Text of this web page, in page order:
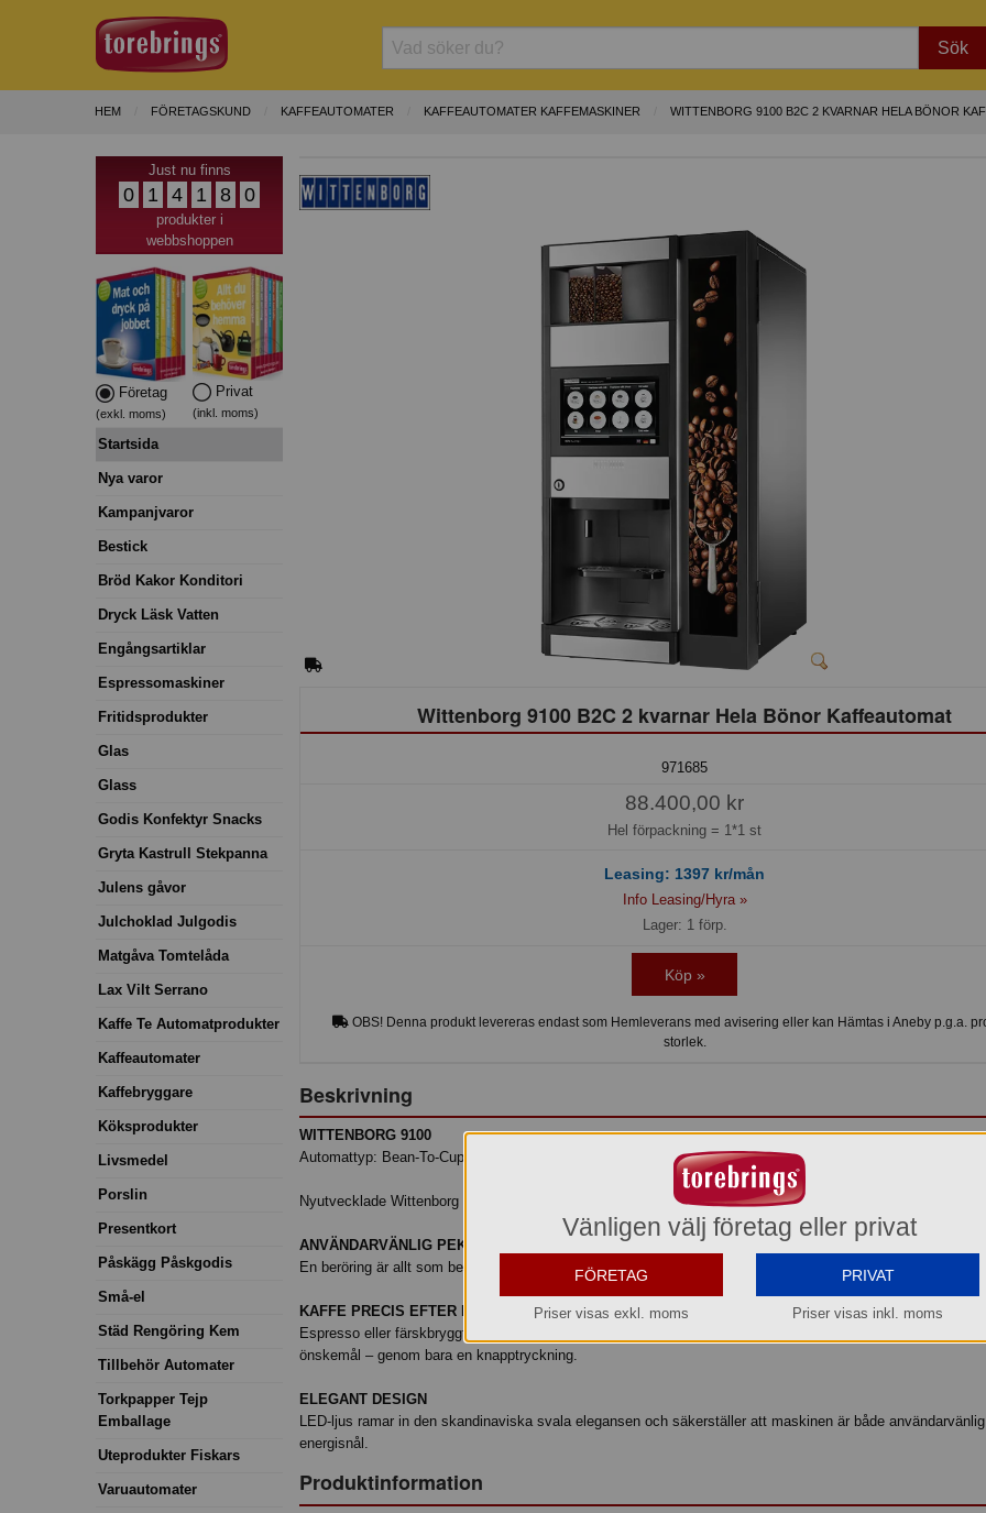
Sök
HEM FÖRETAGSKUND KAFFEAUTOMATER KAFFEAUTOMATER KAFFEMASKINER WITTENBORG 9100 B2C 2 KVARNAR HELA BÖNOR
Just nu finns
0 1 4 1 8 0
produkter i
webbshoppen
Företag
(exkl. moms)
Privat
(inkl. moms)
Startsida
Nya varor
Kampanjvaror
Bestick
Bröd Kakor Konditori
Dryck Läsk Vatten
Engångsartiklar
Espressomaskiner
Fritidsprodukter
Glas
Glass
Godis Konfektyr Snacks
Gryta Kastrull Stekpanna
Julens gåvor
Julchoklad Julgodis
Matgåva Tomtelåda
Lax Vilt Serrano
Kaffe Te Automatprodukter
Kaffeautomater
Kaffebryggare
Köksprodukter
Livsmedel
Porslin
Presentkort
Påskägg Påskgodis
Små-el
Städ Rengöring Kem
Tillbehör Automater
Torkpapper Tejp
Emballage
Uteprodukter Fiskars
Varuautomater
Wittenborg 9100 B2C 2 kvarnar Hela Bönor Kaffeautomat
971685
88.400,00 kr
Hel förpackning = 1*1 st
Leasing: 1397 kr/mån
Info Leasing/Hyra »
Lager: 1 förp.
Köp »
OBS! Denna produkt levereras endast som Hemleverans med avisering eller kan Hämtas i Aneby p.g.a.
storlek.
Beskrivning
WITTENBORG 9100
Automattyp: Bean-To-Cup, Espressomaskiner, Färskbryggautomater
Nyutvecklade Wittenborg 9100 äntrar vendingscenen ute bland Sveriges kontor och industrier.
ANVÄNDARVÄNLIG PEKSKÄRM
En beröring är allt som behövs för att få den 10 tum stora pekskärmen att guida dig genom valen av läckra
KAFFE PRECIS EFTER DIN SMAK
Espresso eller färskbryggt kaffe, Cappuccino, Caffe latte eller en kopp varm, krämig choklad – precis efter
önskemål – genom bara en knapptryckning.
ELEGANT DESIGN
LED-ljus ramar in den skandinaviska svala elegansen och säkerställer att maskinen är både
energisnål.
Produktinformation
Vänligen välj företag eller privat
FÖRETAG
Priser visas exkl. moms
PRIVAT
Priser visas inkl. moms